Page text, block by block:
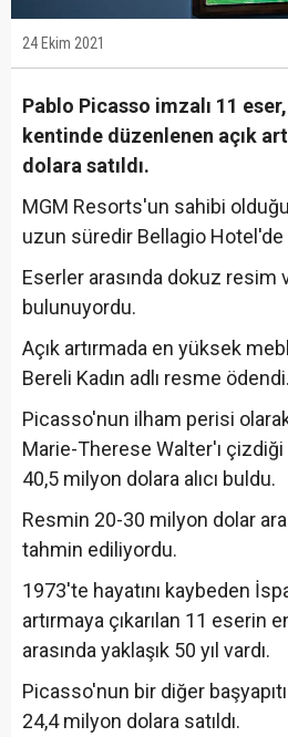
24 Ekim 2021
Pablo Picasso imzalı 11
kentinde düzenlenen açık
dolara satıldı.
MGM Resorts'un sahibi
uzun süredir Bellagio
Eserler arasında dokuz resim
bulunuyordu.
Açık artırmada en yüksek
Bereli Kadın adlı resme ödendi.
Picasso'nun ilham perisi
Marie-Therese Walter'ı
40,5 milyon dolara alıcı buldu.
Resmin 20-30 milyon dolar
tahmin ediliyordu.
1973'te hayatını kaybeden
artırmaya çıkarılan 11 eserin
arasında yaklaşık 50 yıl vardı.
Picasso'nun bir diğer
24,4 milyon dolara satıldı.